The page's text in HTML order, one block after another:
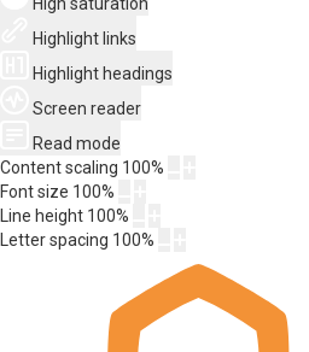
Highlight links
Highlight headings
Screen reader
Read mode
Content scaling 100%
Font size 100%
Line height 100%
Letter spacing 100%